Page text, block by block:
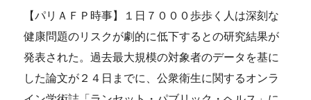
【パリＡＦＰ時事】１日７０００歩歩く人は深刻な
健康問題のリスクが劇的に低下するとの研究結果が
発表された。過去最大規模の対象者のデータを基に
した論文が２４日までに、公衆衛生に関するオンラ